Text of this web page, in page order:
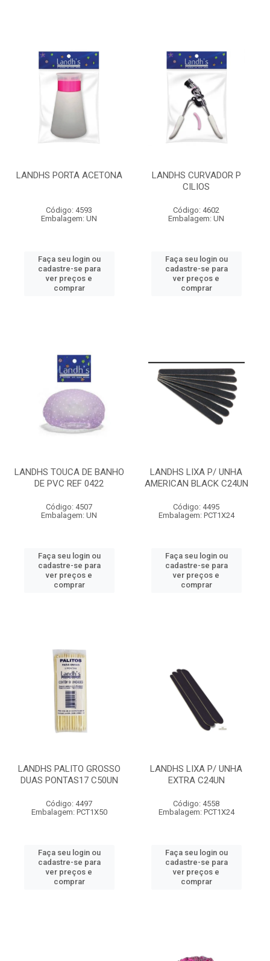
LANDHS PORTA ACETONA
Código: 4593
Embalagem: UN
Faça seu login ou
cadastre-se para
ver preços e
comprar
LANDHS CURVADOR P
CILIOS
Código: 4602
Embalagem: UN
Faça seu login ou
cadastre-se para
ver preços e
comprar
LANDHS TOUCA DE BANHO
DE PVC REF 0422
Código: 4507
Embalagem: UN
Faça seu login ou
cadastre-se para
ver preços e
comprar
LANDHS LIXA P/ UNHA
AMERICAN BLACK C24UN
Código: 4495
Embalagem: PCT1X24
Faça seu login ou
cadastre-se para
ver preços e
comprar
LANDHS PALITO GROSSO
DUAS PONTAS17 C50UN
Código: 4497
Embalagem: PCT1X50
Faça seu login ou
cadastre-se para
ver preços e
comprar
LANDHS LIXA P/ UNHA
EXTRA C24UN
Código: 4558
Embalagem: PCT1X24
Faça seu login ou
cadastre-se para
ver preços e
comprar